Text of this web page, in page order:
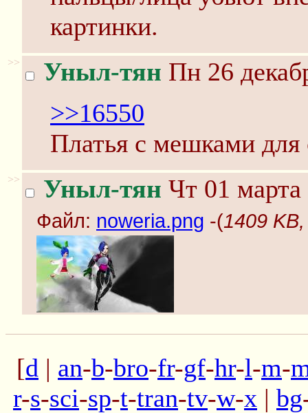
картинки.
>> Уныл-тян Пн 26
>>16550
Платья с мешками
>> Уныл-тян Чт 01
Файл: noweria.png -(1409
[d | an-b-bro-fr-gf-hr-l-m-
r-s-sci-sp-t-tran-tv-w-x | bg